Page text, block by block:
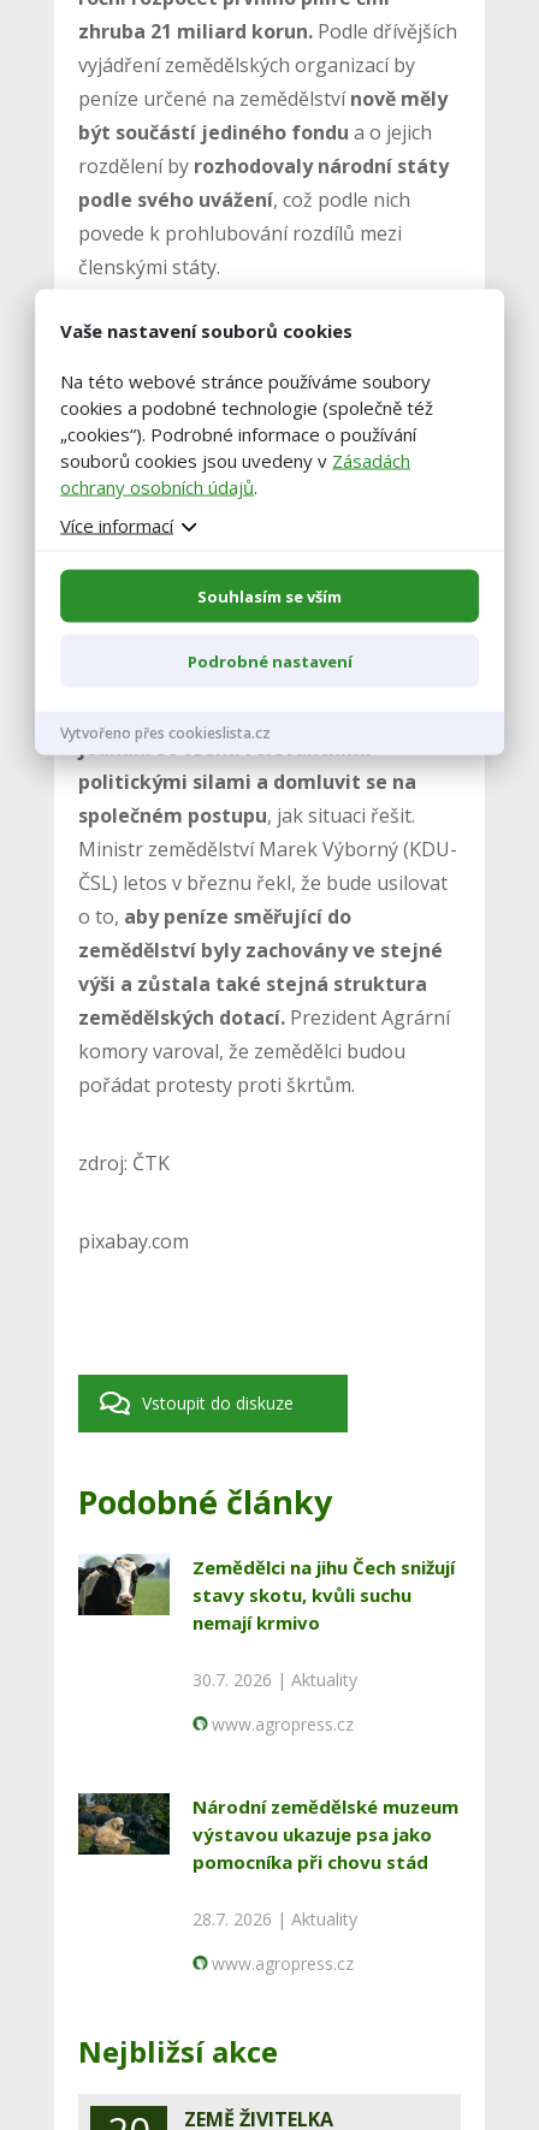
zhruba 21 miliard korun.Podle dřívějších
vyjádření zemědělských organizací by
peníze určené na zemědělstvínově měly
být součástí jediného fondu a o jejich
rozdělení by rozhodovaly národní státy
podle svého uvážení, což podle nich
povede k prohlubování rozdílů mezi
členskými státy.
„Návrh nejenže nezohledňuje
peníze do zemědělství dokonce
nominálně snižuje. Celková částka
pro období 2028 až 2034 má být cca
300 miliard eur (7,56 bilionu korun),
oproti 386 miliard eur (9,73 bilionu
nominální pokles o více než 22
jedná o reálný pokles hodnoty o více
než 40 procent,“ uvedl Pýcha.
jednání se všemi relevantními
politickými silami a domluvit se na
společném postupu, jak situaci řešit.
Ministr zemědělství Marek Výborný (KDU-
ČSL) letos v březnu řekl, že bude usilovat
o to, aby peníze směřující do
zemědělství byly zachovány ve stejné
výši a zůstala také stejná struktura
zemědělských dotací.Prezident Agrární
komory varoval, že zemědělci budou
pořádat protesty proti škrtům.
zdroj: ČTK
pixabay.com
Vstoupit do diskuze
Podobné články
Zemědělci na jihu Čech snižují
stavy skotu, kvůli suchu
nemají krmivo
30.7. 2026 | Aktuality
www.agropress.cz
Národní zemědělské muzeum
výstavou ukazuje psa jako
pomocníka při chovu stád
28.7. 2026 | Aktuality
www.agropress.cz
Nejbližsí akce
ZEMĚ ŽIVITELKA
Vaše nastavení souborů cookies
Na této webové stránce používáme soubory
cookies a podobné technologie (společně též
„cookies“). Podrobné informace o používání
souborů cookies jsou uvedeny v Zásadách
ochrany osobních údajů.
Více informací
Souhlasím se vším
Podrobné nastavení
Vytvořeno přes cookieslista.cz